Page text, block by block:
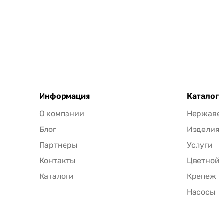
Информация
О компании
Блог
Партнеры
Контакты
Каталоги
Каталог
Изделия
Услуги
Крепеж
Насосы